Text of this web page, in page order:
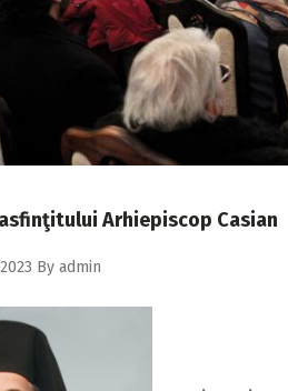
Arhiepiscop Casian
By admin